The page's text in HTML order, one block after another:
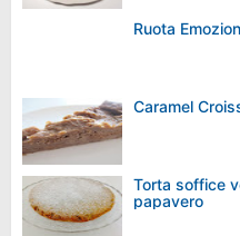
Ruota
Caramel
Torta soffice
papavero